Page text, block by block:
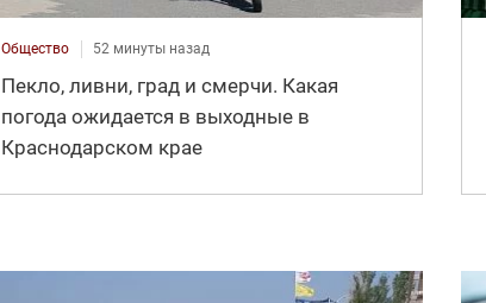
Общество 52 минуты назад
Пекло, ливни, град и смерчи. Какая
погода ожидается в выходные в
Краснодарском крае